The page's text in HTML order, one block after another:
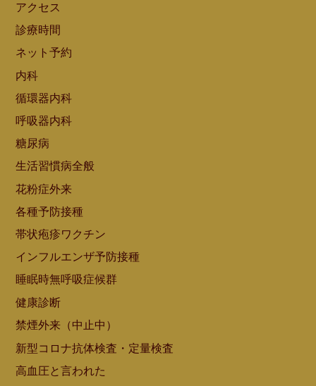
アクセス
診療時間
ネット予約
内科
循環器内科
呼吸器内科
糖尿病
生活習慣病全般
花粉症外来
各種予防接種
帯状疱疹ワクチン
インフルエンザ予防接種
睡眠時無呼吸症候群
健康診断
禁煙外来（中止中）
新型コロナ抗体検査・定量検査
高血圧と言われた